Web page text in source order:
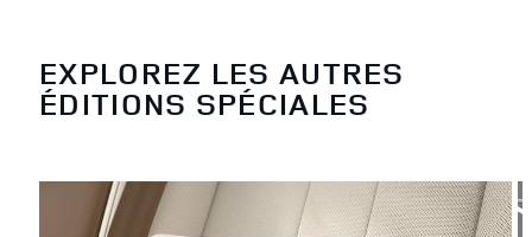
EXPLOREZ LES AUTRES
ÉDITIONS SPÉCIALES